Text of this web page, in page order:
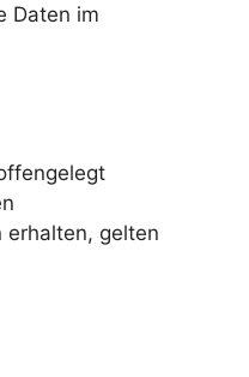
Daten im
erhalten, gelten